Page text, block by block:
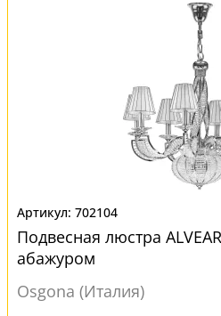
702104
Подвесная люстра
абажуром
Osgona (Италия)